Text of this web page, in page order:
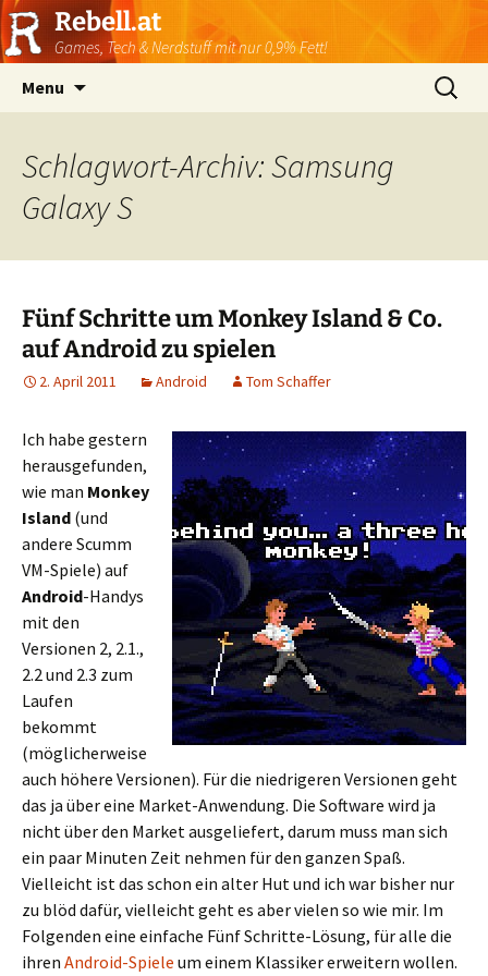
Rebell.at
Games, Tech & Nerdstuff mit nur 0,9% Fett!
Menu
Suchen
nach:
Schlagwort-Archiv: Samsung
Galaxy S
Fünf Schritte um Monkey Island & Co.
auf Android zu spielen
2. April 2011 Android Tom Schaffer
Ich habe gestern
herausgefunden,
wie man Monkey
Island (und
andere Scumm
VM-Spiele) auf
Android-Handys
mit den
Versionen 2, 2.1.,
2.2 und 2.3 zum
Laufen
bekommt
(möglicherweise
auch höhere Versionen). Für die niedrigeren Versionen geht
das ja über eine Market-Anwendung. Die Software wird ja
nicht über den Market ausgeliefert, darum muss man sich
ein paar Minuten Zeit nehmen für den ganzen Spaß.
Vielleicht ist das schon ein alter Hut und ich war bisher nur
zu blöd dafür, vielleicht geht es aber vielen so wie mir. Im
Folgenden eine einfache Fünf Schritte-Lösung, für alle die
ihren Android-Spiele um einem Klassiker erweitern wollen.